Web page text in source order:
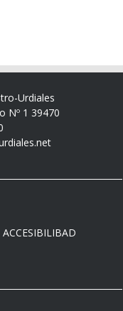
Urdiales
Nº 1 39470
ACCESIBILIBAD